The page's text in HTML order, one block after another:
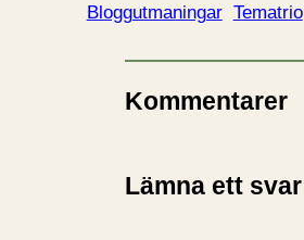
Bloggutmaningar Tematrio
Kommentarer
Lämna ett svar